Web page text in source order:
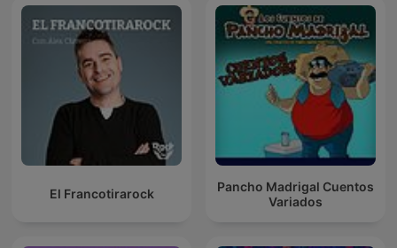
El Francotirarock
Pancho Madrigal Cuentos
Variados